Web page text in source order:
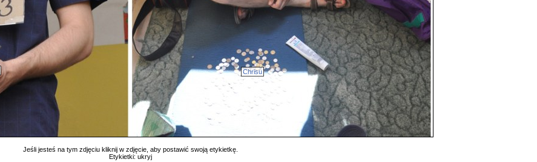
Chrisu
Jeśli jesteś na tym zdjęciu kliknij w zdjęcie, aby postawić swoją etykietkę.
Etykietki: ukryj